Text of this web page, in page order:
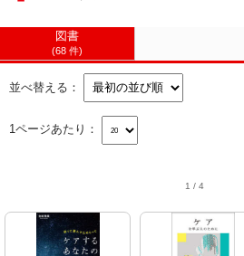
図書
68 件
並べ替える
1ページあたり
1 / 4